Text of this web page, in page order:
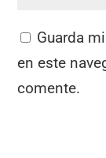
Guarda
en este
comente.